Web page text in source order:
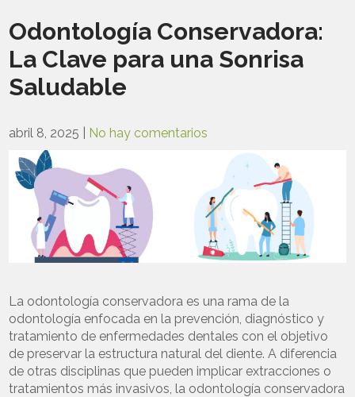
Odontología Conservadora:
La Clave para una Sonrisa
Saludable
abril 8, 2025 No hay comentarios
La odontología conservadora es una rama de la
odontología enfocada en la prevención, diagnóstico y
tratamiento de enfermedades dentales con el objetivo
de preservar la estructura natural del diente. A diferencia
de otras disciplinas que pueden implicar extracciones o
tratamientos más invasivos, la odontología conservadora